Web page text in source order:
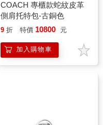
COACH 專櫃款蛇紋皮革
側肩托特包-古銅色
9 折 特價 10800 元
加入購物車